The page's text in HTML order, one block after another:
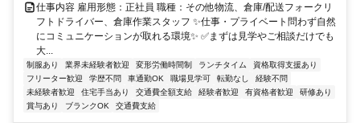
仕事内容 雇用形態：正社員 職種：その他物流、倉庫/配送フォークリ
フトドライバー、倉庫作業スタッフ ✨仕事・プライベート問わず自然
にコミュニケーションが取れる環境✨ ✅まずは見学やご相談だけでも
大...
制服あり 業界未経験者歓迎 変形労働時間制 ランチタイム
資格取得支援あり
フリーター歓迎
学歴不問 車通勤OK 職場見学可 転勤なし
経験不問
未経験者歓迎
住宅手当あり 交通費全額支給 経験者歓迎 有資格者歓迎
研修あり
賞与あり
ブランクOK 交通費支給